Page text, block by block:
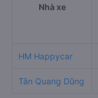
Nhà xe
HM Happycar
Tân Quang Dũng